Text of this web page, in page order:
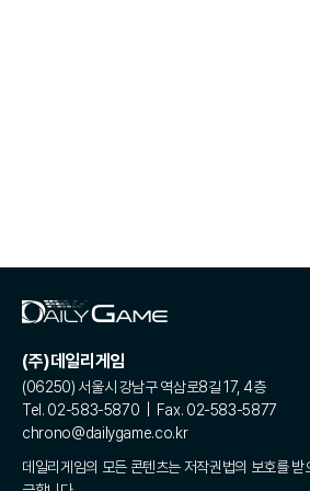
(주)데일리게임
(06250) 서울시 강남구 역삼로8길 17, 4층
Tel. 02-583-5870 | Fax. 02-583-5877
chrono@dailygame.co.kr
데일리게임의 모든 콘텐츠는 저작권법의 보호를